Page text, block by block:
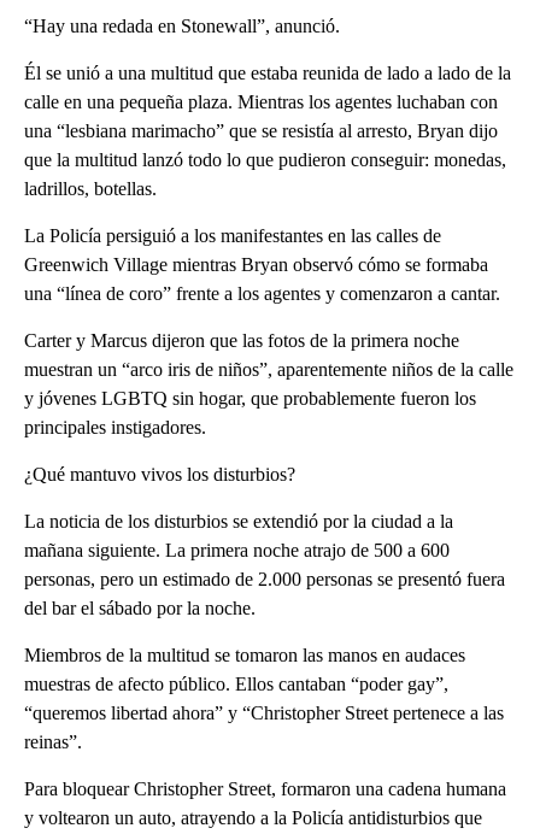
“Hay una redada en Stonewall”, anunció.
Él se unió a una multitud que estaba reunida de lado a lado de la
calle en una pequeña plaza. Mientras los agentes luchaban con
una “lesbiana marimacho” que se resistía al arresto, Bryan dijo
que la multitud lanzó todo lo que pudieron conseguir: monedas,
ladrillos, botellas.
La Policía persiguió a los manifestantes en las calles de
Greenwich Village mientras Bryan observó cómo se formaba
una “línea de coro” frente a los agentes y comenzaron a cantar.
Carter y Marcus dijeron que las fotos de la primera noche
muestran un “arco iris de niños”, aparentemente niños de la calle
y jóvenes LGBTQ sin hogar, que probablemente fueron los
principales instigadores.
¿Qué mantuvo vivos los disturbios?
La noticia de los disturbios se extendió por la ciudad a la
mañana siguiente. La primera noche atrajo de 500 a 600
personas, pero un estimado de 2.000 personas se presentó fuera
del bar el sábado por la noche.
Miembros de la multitud se tomaron las manos en audaces
muestras de afecto público. Ellos cantaban “poder gay”,
“queremos libertad ahora” y “Christopher Street pertenece a las
reinas”.
Para bloquear Christopher Street, formaron una cadena humana
y voltearon un auto, atrayendo a la Policía antidisturbios que